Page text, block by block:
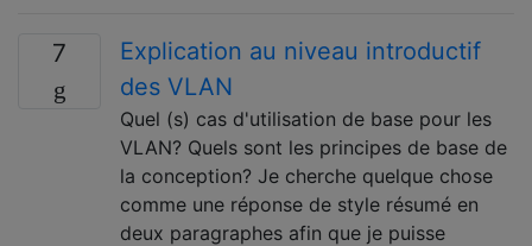
7
Explication au niveau introductif
des VLAN
Quel (s) cas d'utilisation de base pour les
VLAN? Quels sont les principes de base de
la conception? Je cherche quelque chose
comme une réponse de style résumé en
deux paragraphes afin que je puisse